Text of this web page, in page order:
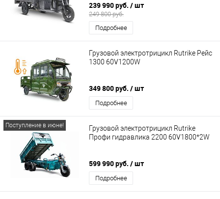
239 990 руб. / шт
249 800 руб.
Подробнее
Грузовой электротрицикл Rutrike Рейс
1300 60V1200W
349 800 руб. / шт
Подробнее
Поступление в июне!
Грузовой электротрицикл Rutrike
Профи гидравлика 2200 60V1800*2W
599 990 руб. / шт
Подробнее